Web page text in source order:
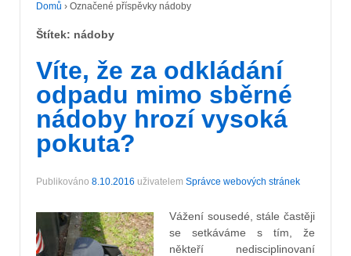
Domů › Označené příspěvky nádoby
Štítek: nádoby
Víte, že za odkládání
odpadu mimo sběrné
nádoby hrozí vysoká
pokuta?
Publikováno 8.10.2016 uživatelem Správce webových stránek
Vážení sousedé, stále častěji
se setkáváme s tím, že
někteří nedisciplinovaní